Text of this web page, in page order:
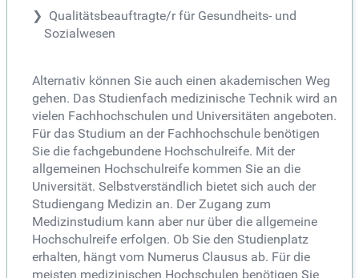
Qualitätsbeauftragte/r für Gesundheits- und
Sozialwesen
Alternativ können Sie auch einen akademischen Weg
gehen. Das Studienfach medizinische Technik wird an
vielen Fachhochschulen und Universitäten angeboten.
Für das Studium an der Fachhochschule benötigen
Sie die fachgebundene Hochschulreife. Mit der
allgemeinen Hochschulreife kommen Sie an die
Universität. Selbstverständlich bietet sich auch der
Studiengang Medizin an. Der Zugang zum
Medizinstudium kann aber nur über die allgemeine
Hochschulreife erfolgen. Ob Sie den Studienplatz
erhalten, hängt vom Numerus Clausus ab. Für die
meisten medizinischen Hochschulen benötigen Sie